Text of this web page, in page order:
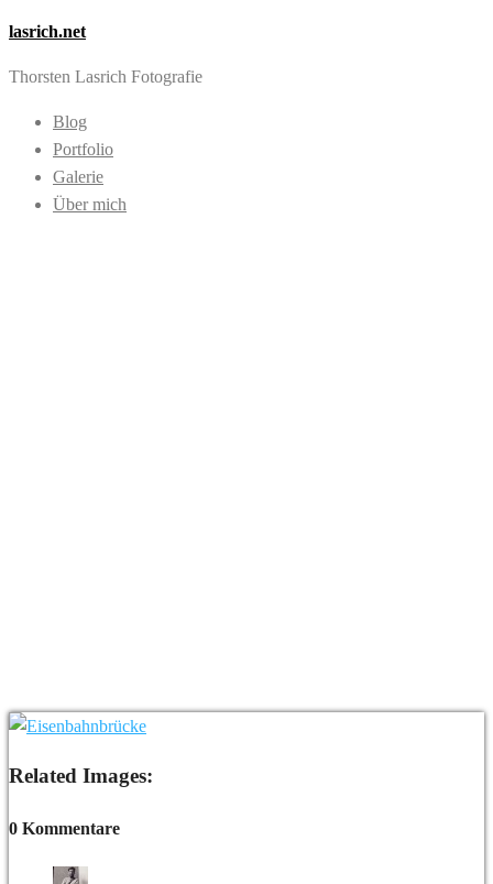
lasrich.net
Thorsten Lasrich Fotografie
Blog
Portfolio
Galerie
Über mich
Related Images:
0 Kommentare